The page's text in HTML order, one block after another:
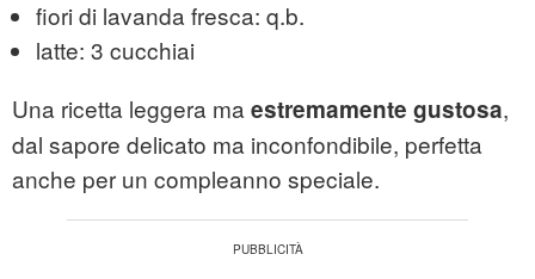
fiori di lavanda fresca: q.b.
latte: 3 cucchiai
Una ricetta leggera ma estremamente gustosa,
dal sapore delicato ma inconfondibile, perfetta
anche per un compleanno speciale.